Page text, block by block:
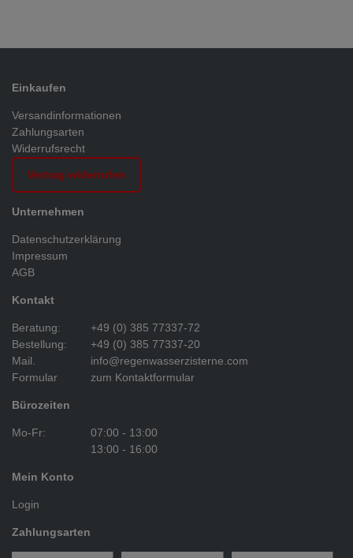
Einkaufen
Versandinformationen
Zahlungsarten
Widerrufsrecht
Vertrag widerrufen
Unternehmen
Datenschutzerklärung
Impressum
AGB
Kontakt
Beratung:
+49 (0) 385 77337-72
Bestellung:
+49 (0) 385 77337-20
Mail.
info@regenwasserzisterne.com
Formular
zum Kontaktformular
Bürozeiten
Mo-Fr:
07:00 - 13:00
13:00 - 16:00
Mein Konto
Login
Zahlungsarten